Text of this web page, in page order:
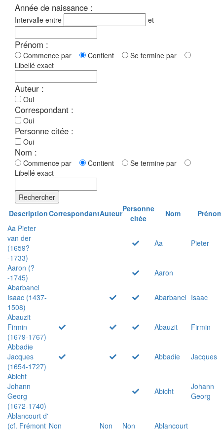
Année de naissance :
Intervalle entre et
Prénom :
Commence par Contient
Se termine par
Libellé exact
Auteur :
Oui
Correspondant :
Oui
Personne citée :
Oui
Nom :
Commence par Contient
Se termine par
Libellé exact
Rechercher
DescriptionCorrespondantAuteurPersonne
citée
Nom
Aa Pieter
van der
(1659?
-1733)
Aa Pieter
Aaron (?
-1745)
Aaron
Abarbanel
Isaac (1437-
1508)
Abarbanel Isaac
Abauzit
Firmin
(1679-1767)
Abauzit
Firmin
Abbadie
Jacques
(1654-1727)
Abbadie
Jacques
Abicht
Johann
Georg
(1672-1740)
Abicht
Johann
Georg
Ablancourt d'
(cf. Frémont Non Non Non
Ablancourt